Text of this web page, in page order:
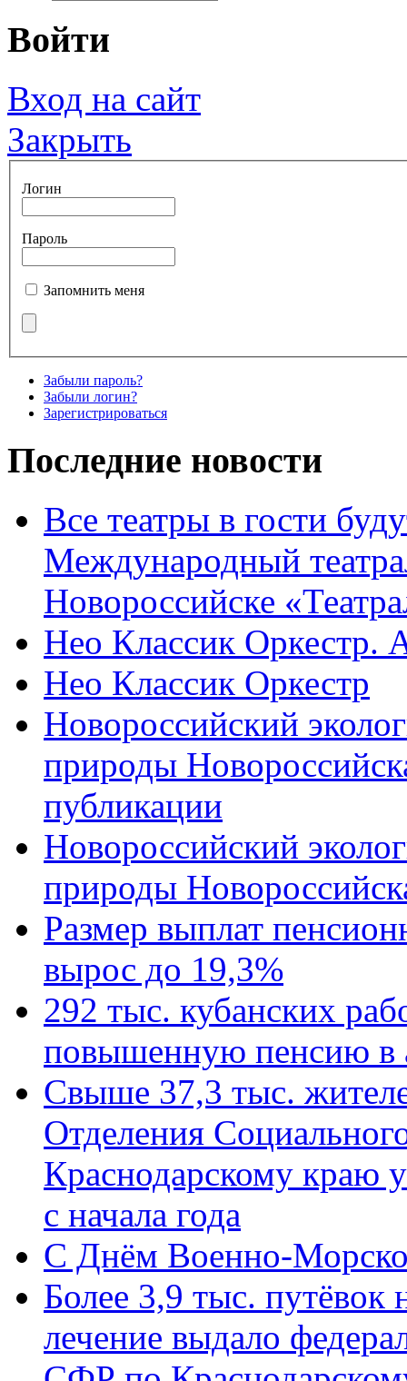
Войти
Вход на сайт
Закрыть
Логин
Пароль
Запомнить меня
Забыли пароль?
Забыли логин?
Зарегистрироваться
Последние новости
Все театры в гости
Международный
Новороссийске
Нео Классик Оркестр.
Нео Классик Оркестр
Новороссийский
природы
публикации
Новороссийский
природы
Размер выплат
вырос до 19,3%
292 тыс. кубанских
повышенную пенсию в
Свыше 37,3 тыс.
Отделения
Краснодарскому краю
с начала года
C Днём Военно-
Более 3,9 тыс. путёвок
лечение выдало